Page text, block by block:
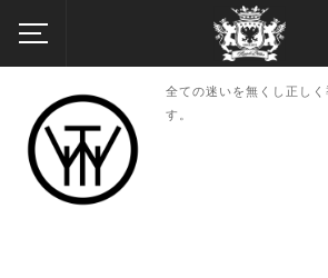
全ての迷いを無くし正し
す。